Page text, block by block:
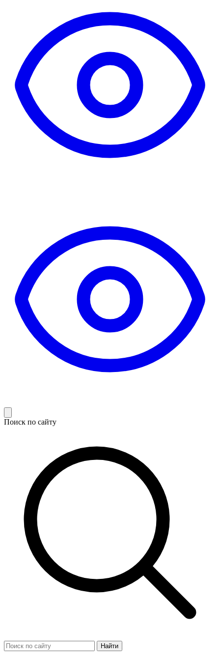
Поиск по сайту
Найти